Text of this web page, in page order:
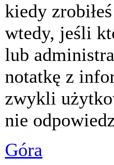
kiedy
wtedy, jeśli
lub
notatkę z
zwykli
nie
Góra